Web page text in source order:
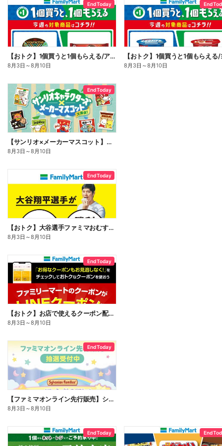
End Today
【おトク】1個買うと1個もらえる/アイス
8月3日 ～8月10日
End
8月3日 ～8月10日
End Today
【サンリオ×メーカーマスコット】オリジナルグッズ貰える!
8月3日 ～8月10日
End Today
【おトク】大谷選手ファミマおむすび割
8月3日 ～8月10日
End Today
【おトク】お店で使えるクーポン配信中
8月3日 ～8月10日
End Today
【ファミマオンライン先行販売】シルバニアファミリー
8月3日 ～8月10日
End Today End